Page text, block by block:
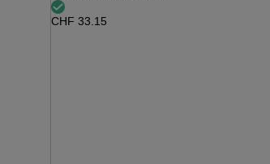
CHF 33.15